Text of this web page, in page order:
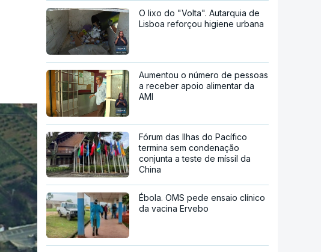
O lixo do "Volta". Autarquia de
Lisboa reforçou higiene urbana
Aumentou o número de pessoas
a receber apoio alimentar da
AMI
Fórum das Ilhas do Pacífico
termina sem condenação
conjunta a teste de míssil da
China
Ébola. OMS pede ensaio clínico
da vacina Ervebo